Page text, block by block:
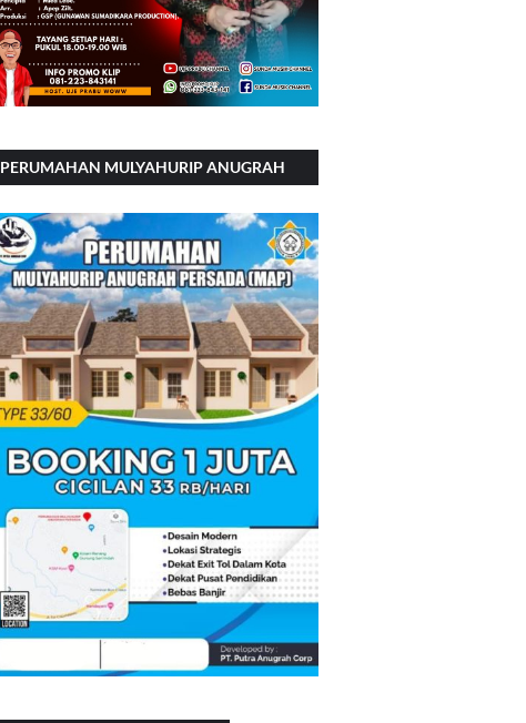
PERUMAHAN MULYAHURIP ANUGRAH